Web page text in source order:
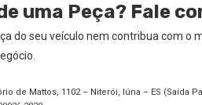
uma Peça? Fale
do seu veículo nem contribua com o
de Mattos, 1102 – Niterói, Iúna – ES (Saída